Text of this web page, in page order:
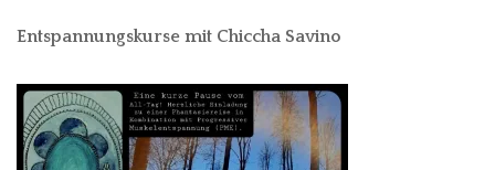
Entspannungskurse mit Chiccha Savino